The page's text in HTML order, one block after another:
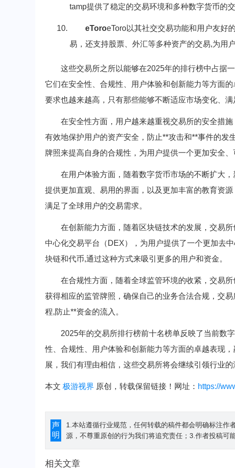
tamp提供了稳定的交易环境和多种数字货币的
eToroeToro以其社交交易功能和用户友好
易，还支持股票、外汇等多种资产的交易,为用
这些交易所之所以能够在2025年的排行榜中占据
它们在安全性、合规性、用户体验和创新能力等方面
要求也越来越高，只有那些能够不断适应市场变化、
在安全性方面，用户越来越重视交易所的安全措
有效地保护用户的资产安全，防止**攻击和**事件的发
牌照来提高自身的合规性，为用户提供一个更加安全、
在用户体验方面，随着数字货币市场的不断扩大
提供更加直观、易用的界面，以及更加丰富的教育资
满足了全球用户的交易需求。
在创新能力方面，随着区块链技术的发展，交易
中心化交易平台（DEX），为用户提供了一个更加去
块链和代币,通过这种方式来吸引更多的用户和资金。
在合规性方面，随着全球监管环境的收紧，交易
获得相应的监管牌照，确保自己的业务合法合规，交
程,防止**资金的流入。
2025年的交易所排行榜前十名榜单反映了当前数
性、合规性、用户体验和创新能力等方面的卓越表现
展，我们有理由相信，这些交易所将会继续引领行业的
本文 极游视界 原创，转载保留链接！网址： https://
声
明
1.本站遵循行业规范，任何转载的稿件都会明确标注
源，不尊重原创的行为我们将追究责任；3.作者投稿可
相关文章